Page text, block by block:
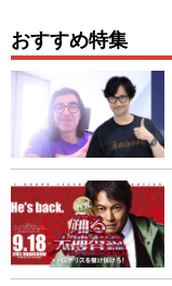
おすすめ特集